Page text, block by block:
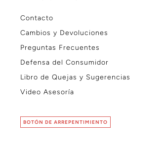
Contacto
Cambios y Devoluciones
Preguntas Frecuentes
Defensa del Consumidor
Libro de Quejas y Sugerencias
Video Asesoría
BOTÓN DE ARREPENTIMIENTO